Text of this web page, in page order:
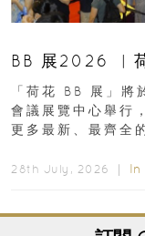
BB 展2026 ︳
「荷花 BB 展」
會議展覽中心舉行
更多最新、最齊全
28th July, 2026 ｜ In